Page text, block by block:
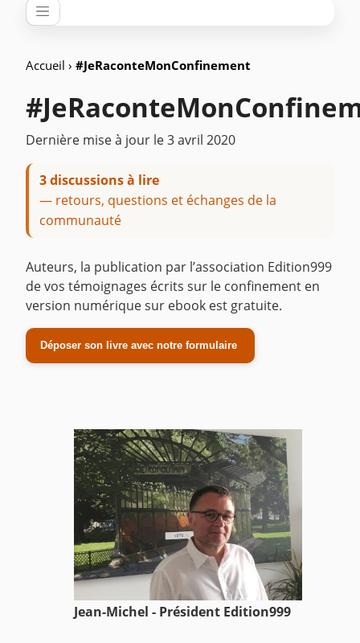
Accueil › #JeRaconteMonConfinement
Dernière mise à jour le3 avril 2020
3 discussions à lire
— retours, questions et échanges de la
communauté
Auteurs, la publication par l’association Edition999
de vos témoignages écrits sur le confinement en
version numérique sur ebook est gratuite.
Déposer son livre avec notre formulaire
Jean-Michel - Président Edition999